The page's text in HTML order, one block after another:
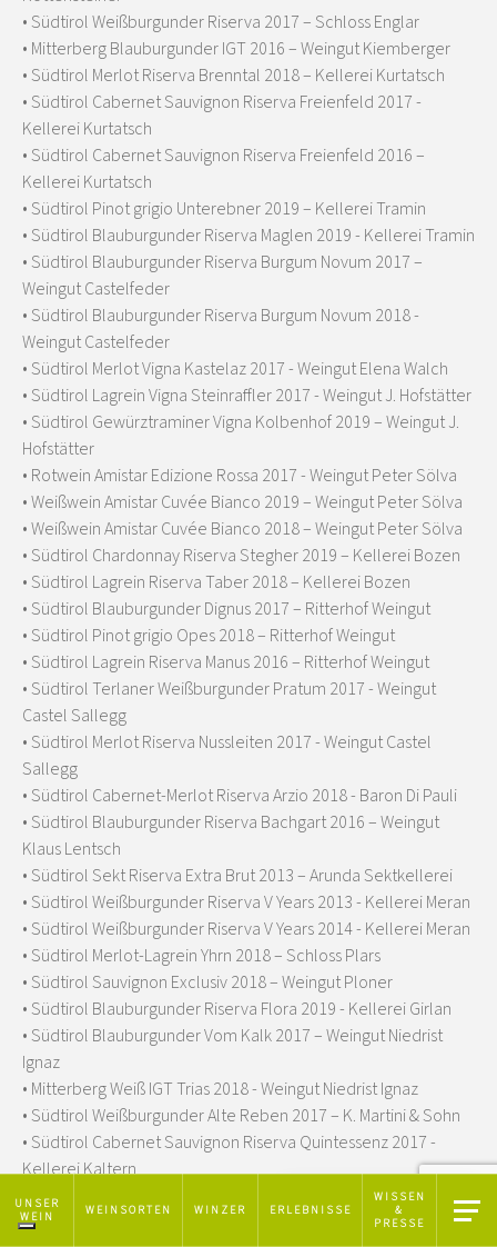
UNSER
WEIN
WEINSORTEN WINZER ERLEBNISSE
WISSEN
&
PRESSE
• Südtirol Weißburgunder Riserva 2017 – Schloss Englar
• Mitterberg Blauburgunder IGT 2016 – Weingut Kiemberger
• Südtirol Merlot Riserva Brenntal 2018 – Kellerei Kurtatsch
• Südtirol Cabernet Sauvignon Riserva Freienfeld 2017 -
Kellerei Kurtatsch
• Südtirol Cabernet Sauvignon Riserva Freienfeld 2016 –
Kellerei Kurtatsch
• Südtirol Pinot grigio Unterebner 2019 – Kellerei Tramin
• Südtirol Blauburgunder Riserva Maglen 2019 - Kellerei Tramin
• Südtirol Blauburgunder Riserva Burgum Novum 2017 –
Weingut Castelfeder
• Südtirol Blauburgunder Riserva Burgum Novum 2018 -
Weingut Castelfeder
• Südtirol Merlot Vigna Kastelaz 2017 - Weingut Elena Walch
• Südtirol Lagrein Vigna Steinraffler 2017 - Weingut J. Hofstätter
• Südtirol Gewürztraminer Vigna Kolbenhof 2019 – Weingut J.
Hofstätter
• Rotwein Amistar Edizione Rossa 2017 - Weingut Peter Sölva
• Weißwein Amistar Cuvée Bianco 2019 – Weingut Peter Sölva
• Weißwein Amistar Cuvée Bianco 2018 – Weingut Peter Sölva
• Südtirol Chardonnay Riserva Stegher 2019 – Kellerei Bozen
• Südtirol Lagrein Riserva Taber 2018 – Kellerei Bozen
• Südtirol Blauburgunder Dignus 2017 – Ritterhof Weingut
• Südtirol Pinot grigio Opes 2018 – Ritterhof Weingut
• Südtirol Lagrein Riserva Manus 2016 – Ritterhof Weingut
• Südtirol Terlaner Weißburgunder Pratum 2017 - Weingut
Castel Sallegg
• Südtirol Merlot Riserva Nussleiten 2017 - Weingut Castel
Sallegg
• Südtirol Cabernet-Merlot Riserva Arzio 2018 - Baron Di Pauli
• Südtirol Blauburgunder Riserva Bachgart 2016 – Weingut
Klaus Lentsch
• Südtirol Sekt Riserva Extra Brut 2013 – Arunda Sektkellerei
• Südtirol Weißburgunder Riserva V Years 2013 - Kellerei Meran
• Südtirol Weißburgunder Riserva V Years 2014 - Kellerei Meran
• Südtirol Merlot-Lagrein Yhrn 2018 – Schloss Plars
• Südtirol Sauvignon Exclusiv 2018 – Weingut Ploner
• Südtirol Blauburgunder Riserva Flora 2019 - Kellerei Girlan
• Südtirol Blauburgunder Vom Kalk 2017 – Weingut Niedrist
Ignaz
• Mitterberg Weiß IGT Trias 2018 - Weingut Niedrist Ignaz
• Südtirol Weißburgunder Alte Reben 2017 – K. Martini & Sohn
• Südtirol Cabernet Sauvignon Riserva Quintessenz 2017 -
Kellerei Kaltern
• Südtirol Cabernet Sauvignon Riserva Quintessenz 2018 -
Kellerei Kaltern
Hinweis bei Erhebung